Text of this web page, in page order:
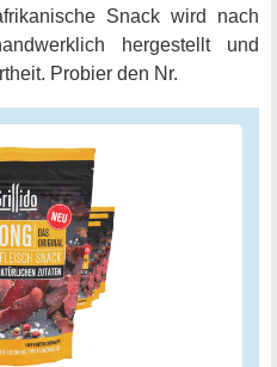
Snack wird nach
hergestellt und
Probier den Nr.